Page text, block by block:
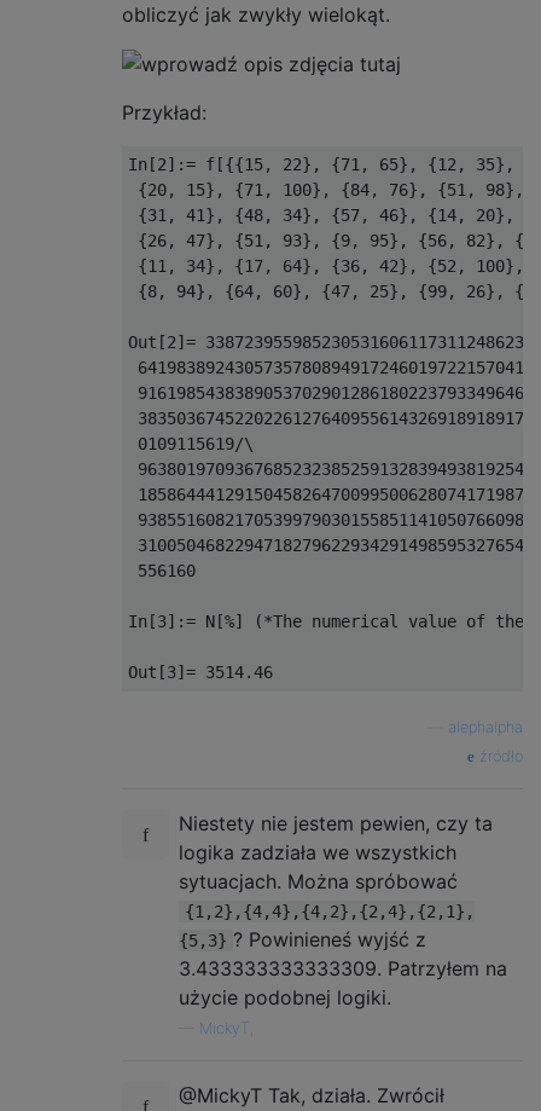
obliczyć jak zwykły wielokąt.
Przykład:
In[2]:= f[{{15, 22}, {71, 65}, {12, 35},
{20, 15}, {71, 100}, {84, 76}, {51,
{31, 41}, {48, 34}, {57, 46}, {14, 20},
{26, 47}, {51, 93}, {9, 95}, {56, 82},
{11, 34}, {17, 64}, {36, 42}, {52,
{8, 94}, {64, 60}, {47, 25}, {99, 26},
Out[2]=
0109115619/\
556160
In[3]:= N[%] (*The numerical value of the
alephalpha
źródło
Niestety nie jestem pewien, czy ta
logika zadziała we wszystkich
sytuacjach. Można spróbować
{1,2},{4,4},{4,2},{2,4},{2,1},
{5,3} ? Powinieneś wyjść z
3.433333333333309. Patrzyłem na
użycie podobnej logiki.
MickyT,
@MickyT Tak, działa. Zwrócił